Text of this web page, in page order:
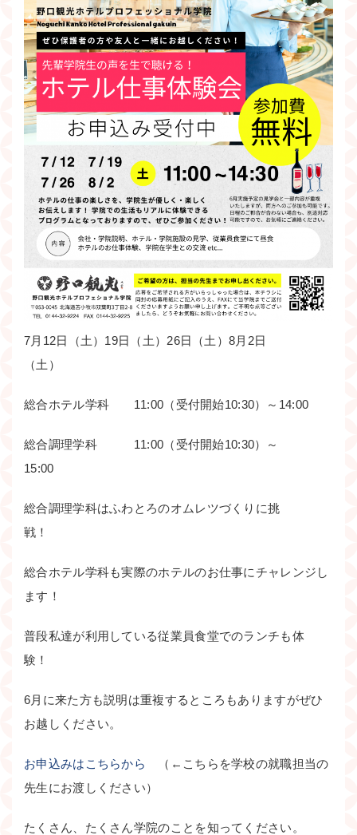
7月12日（土）19日（土）26日（土）8月2日
（土）
総合ホテル学科 11:00（受付開始10:30）～14:00
総合調理学科 11:00（受付開始10:30）～
15:00
総合調理学科はふわとろのオムレツづくりに挑
戦！
総合ホテル学科も実際のホテルのお仕事にチャレンジし
ます！
普段私達が利用している従業員食堂でのランチも体
験
6月に来た方も説明は重複するところもありますがぜひ
お越しください。
お申込みはこちらから
（←こちらを学校の就職担当の
先生にお渡しください）
たくさん、たくさん学院のことを知ってください。